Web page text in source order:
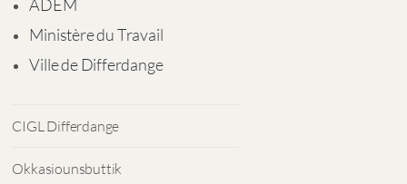
ADEM
Ministère du Travail
Ville de Differdange
CIGL Differdange
Okkasiounsbuttik